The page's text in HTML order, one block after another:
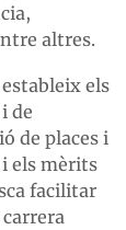
altres.
els
de
de places i
i els mèrits
facilitar